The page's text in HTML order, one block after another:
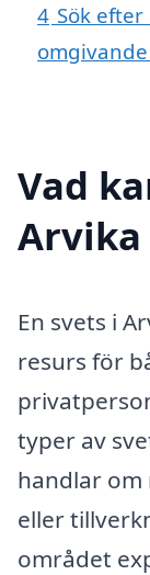
4 Sök
Vad
En svets i
resurs för
typer av
handlar
eller
området